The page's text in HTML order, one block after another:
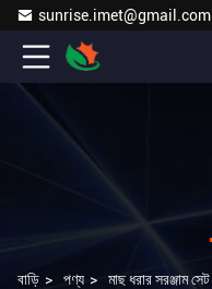
sunrise.imet@gmail.com
বাড়ি > পণ্য > মাছ ধরার সরঞ্জাম সেট